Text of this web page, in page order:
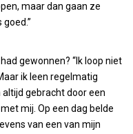
maar dan gaan ze
gewonnen? “Ik loop niet
ik leen regelmatig
altijd gebracht door een
mij. Op een dag belde
van een van mijn